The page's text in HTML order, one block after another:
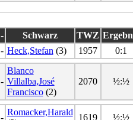
- Schwarz TWZ
- Heck,Stefan (3) 1957 0:1
-
Blanco
Villalba,José
Francisco(2)
2070 ½:½
-
Romacker,Harald
1619 ½:½